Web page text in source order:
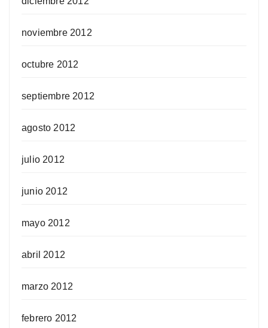
noviembre 2012
octubre 2012
septiembre 2012
agosto 2012
julio 2012
junio 2012
mayo 2012
abril 2012
marzo 2012
febrero 2012